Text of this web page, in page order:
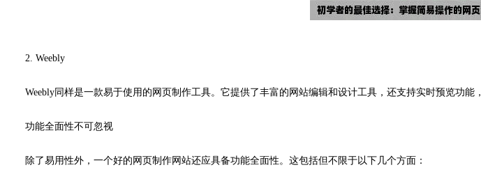
2. Weebly
Weebly同样是一款易于使用的网页制作工具。它提供了丰富的网站编辑和设计工具，还支持实时预览功
功能全面性不可忽视
除了易用性外，一个好的网页制作网站还应具备功能全面性。这包括但不限于以下几个方面：